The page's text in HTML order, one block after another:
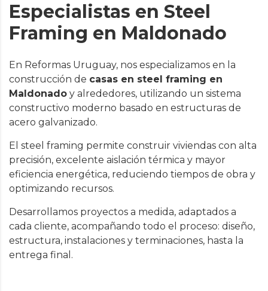
Especialistas en Steel
Framing en Maldonado
En Reformas Uruguay, nos especializamos en la
construcción de casas en steel framing en
Maldonado y alrededores, utilizando un sistema
constructivo moderno basado en estructuras de
acero galvanizado.
El steel framing permite construir viviendas con alta
precisión, excelente aislación térmica y mayor
eficiencia energética, reduciendo tiempos de obra y
optimizando recursos.
Desarrollamos proyectos a medida, adaptados a
cada cliente, acompañando todo el proceso: diseño,
estructura, instalaciones y terminaciones, hasta la
entrega final.